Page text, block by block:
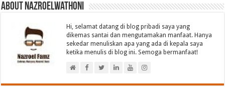
About nazroelwathoni
Hi, selamat datang di blog pribadi saya yang
dikemas santai dan mengutamakan manfaat. Hanya
sekedar menuliskan apa yang ada di kepala saya
ketika menulis di blog ini. Semoga bermanfaat!